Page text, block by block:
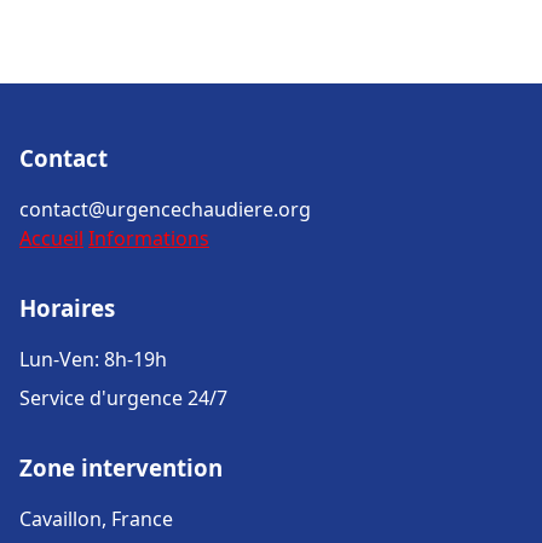
Contact
contact@urgencechaudiere.org
Accueil Informations
Horaires
Lun-Ven: 8h-19h
Service d'urgence 24/7
Zone intervention
Cavaillon, France